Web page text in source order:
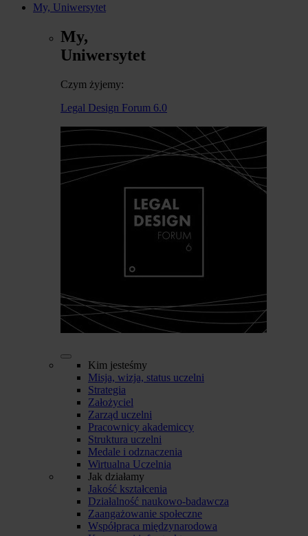
My, Uniwersytet
My,
Uniwersytet
Czym żyjemy:
Legal Design Forum 6.0
Kim jesteśmy
Misja, wizja, status uczelni
Strategia
Założyciel
Zarząd uczelni
Pracownicy akademiccy
Struktura uczelni
Medale i odznaczenia
Wirtualna Uczelnia
Jak działamy
Jakość kształcenia
Działalność naukowo-badawcza
Zaangażowanie społeczne
Współpraca międzynarodowa